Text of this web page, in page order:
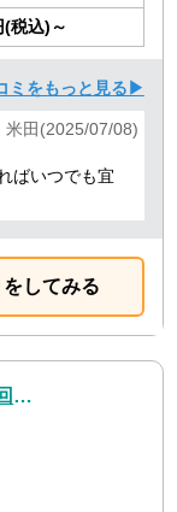
(税込)～
ミをもっと見る▶
米田(2025/07/08)
ばいつでも宜
してみる
シンボル【出張買取・不用品回収】